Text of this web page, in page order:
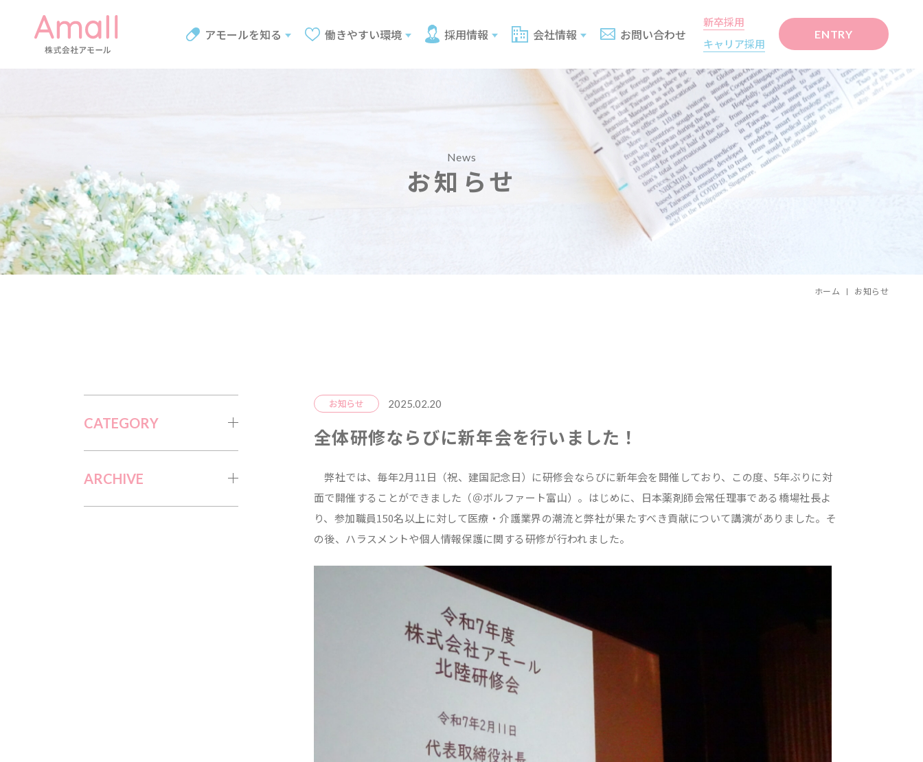
アモールを知る 働きやすい環境 採用情報 会社情報 お問い合わせ
新卒採用
キャリア採用
ENTRY
News
お知らせ
ホーム お知らせ
お知らせ 2025.02.20
全体研修ならびに新年会を行いました！
弊社では、毎年2月11日（祝、建国記念日）に研修会ならびに新年会を開催しており、この度、5年ぶりに対
面で開催することができました（＠ボルファート富山）。はじめに、日本薬剤師会常任理事である橋場社長よ
り、参加職員150名以上に対して医療・介護業界の潮流と弊社が果たすべき貢献について講演がありました。そ
の後、ハラスメントや個人情報保護に関する研修が行われました。
CATEGORY
ARCHIVE